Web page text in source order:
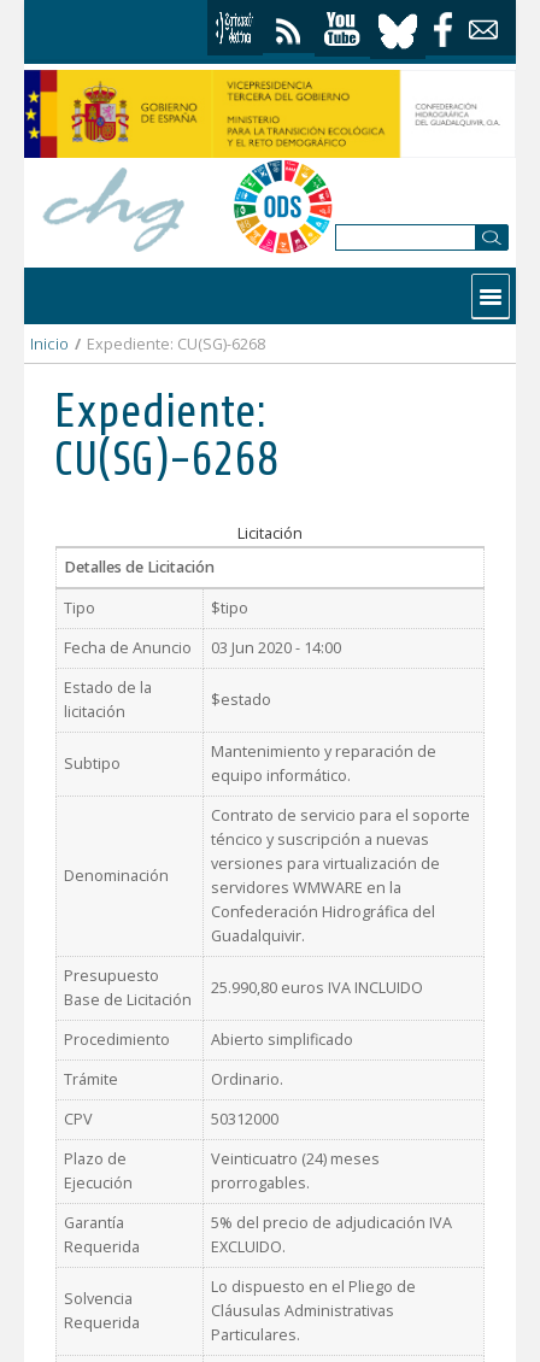
Contactar
Inicio / Expediente: CU(SG)-6268
Expediente:
CU(SG)-6268
Licitación
Detalles de Licitación
Tipo
$tipo
Fecha de Anuncio
03 Jun 2020 - 14:00
Estado de la
licitación
$estado
Subtipo
Mantenimiento y reparación de
equipo informático.
Denominación
Contrato de servicio para el soporte
téncico y suscripción a nuevas
versiones para virtualización de
servidores WMWARE en la
Confederación Hidrográfica del
Guadalquivir.
Presupuesto
Base de Licitación
25.990,80 euros IVA INCLUIDO
Procedimiento
Abierto simplificado
Trámite
Ordinario.
CPV
50312000
Plazo de
Ejecución
Veinticuatro (24) meses
prorrogables.
Garantía
Requerida
5% del precio de adjudicación IVA
EXCLUIDO.
Solvencia
Requerida
Lo dispuesto en el Pliego de
Cláusulas Administrativas
Particulares.